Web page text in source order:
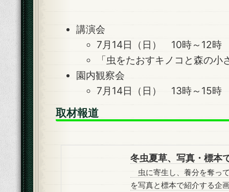
講演会
7月14日（日） 10時～12時
「虫をたおすキノコと森の小
園内観察会
7月14日（日） 13時～15時
取材報道
冬虫夏草、写真・標
虫に寄生し、養分を奪っ
を写真と標本で紹介する企